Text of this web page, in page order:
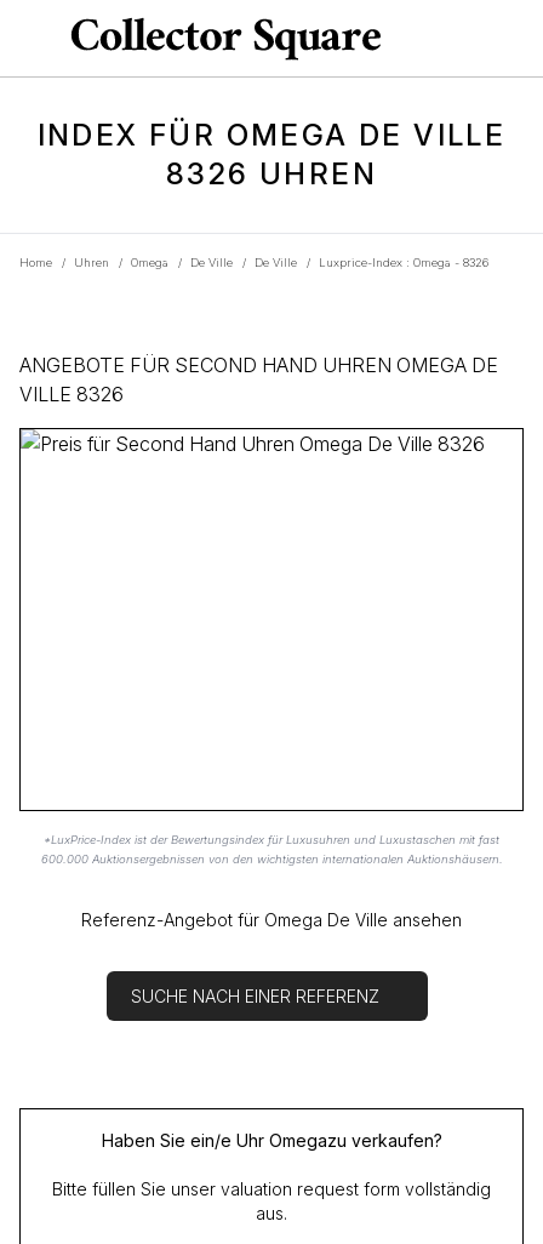
INDEX FÜR OMEGA DE VILLE
8326 UHREN
Home / Uhren / Omega / De Ville / De Ville / Luxprice-Index : Omega - 8326
ANGEBOTE FÜR SECOND HAND UHREN OMEGA DE
VILLE 8326
*LuxPrice-Index ist der Bewertungsindex für Luxusuhren und Luxustaschen mit fast
600.000 Auktionsergebnissen von den wichtigsten internationalen Auktionshäusern.
Referenz-Angebot für Omega De Ville ansehen
SUCHE NACH EINER REFERENZ
Haben Sie ein/e Uhr Omegazu verkaufen?
Bitte füllen Sie unser valuation request form vollständig
aus.